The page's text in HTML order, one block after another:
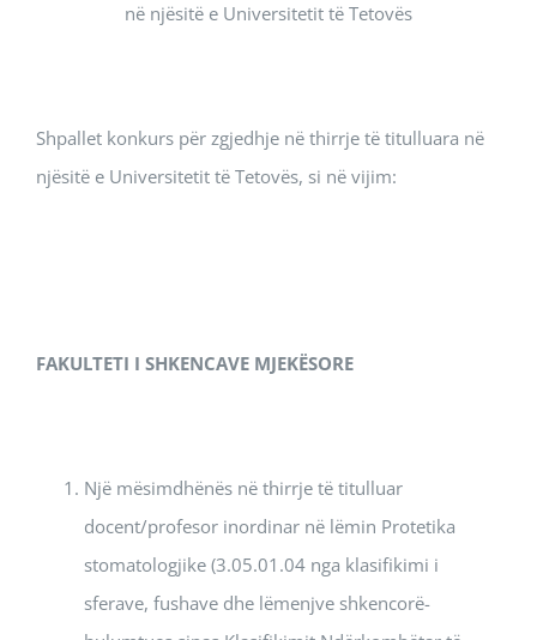
në njësitë e Universitetit të Tetovës
Shpallet konkurs për zgjedhje në thirrje të titulluara në
njësitë e Universitetit të Tetovës, si në vijim:
FAKULTETI I SHKENCAVE MJEKËSORE
Një mësimdhënës në thirrje të titulluar
docent/profesor inordinar në lëmin Protetika
stomatologjike (3.05.01.04 nga klasifikimi i
sferave, fushave dhe lëmenjve shkencorë-